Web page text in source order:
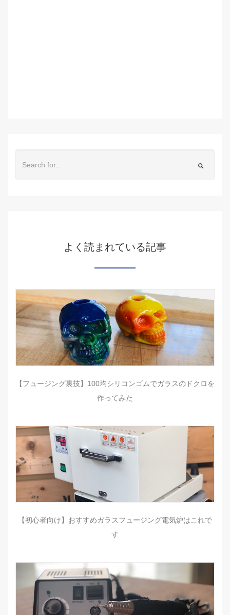
よく読まれている記事
【フュージング裏技】100均シリコンゴムでガラスのドクロを
作ってみた
【初心者向け】おすすめガラスフュージング電気炉はこれで
す